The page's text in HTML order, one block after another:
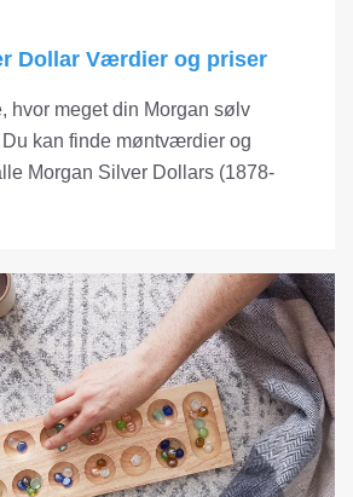
Dollar Værdier og priser
hvor meget din Morgan sølv
kan finde møntværdier og
Morgan Silver Dollars (1878-